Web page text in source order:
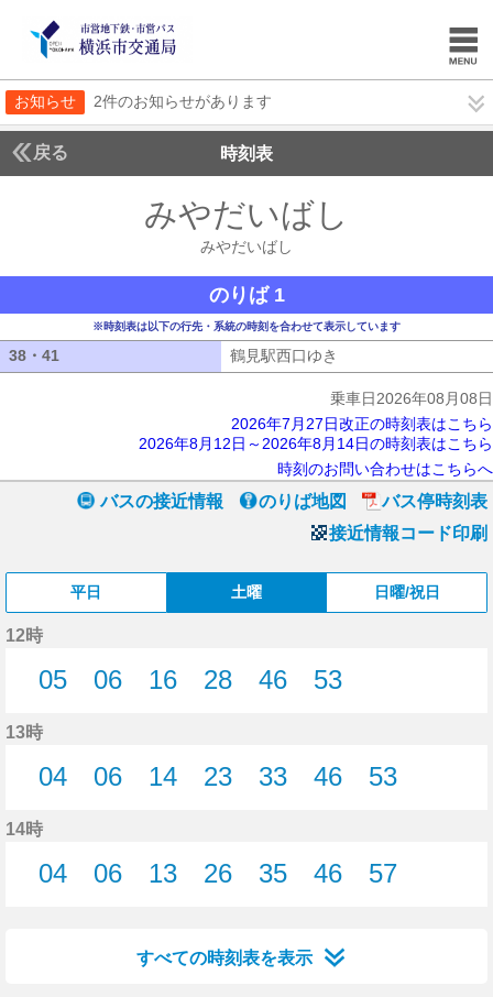
お知らせ 2件のお知らせがあります
戻る 時刻表
みやだいばし
みやだいばし
のりば 1
※時刻表は以下の行先・系統の時刻を合わせて表示しています
38・41 鶴見駅西口ゆき
乗車日2026年08月08日
2026年7月27日改正の時刻表はこちら
2026年8月12日～2026年8月14日の時刻表はこちら
時刻のお問い合わせはこちらへ
バスの接近情報 のりば地図
バス停時刻表
接近情報コード印刷
平日 土曜 日曜/祝日
12時
05
06
16
28
46
53
13時
04
06
14
23
33
46
53
14時
04
06
13
26
35
46
57
すべての時刻表を表示